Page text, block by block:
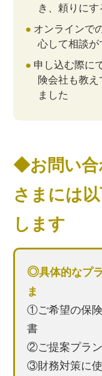
き、頼りに
オンラインで
心して相談が
申し込む際に
険会社も教え
ました
◆お問い合
さまには
します
◎具体的なプ
ま
①ご希望の保
書
②ご提案プラ
③財務対策に